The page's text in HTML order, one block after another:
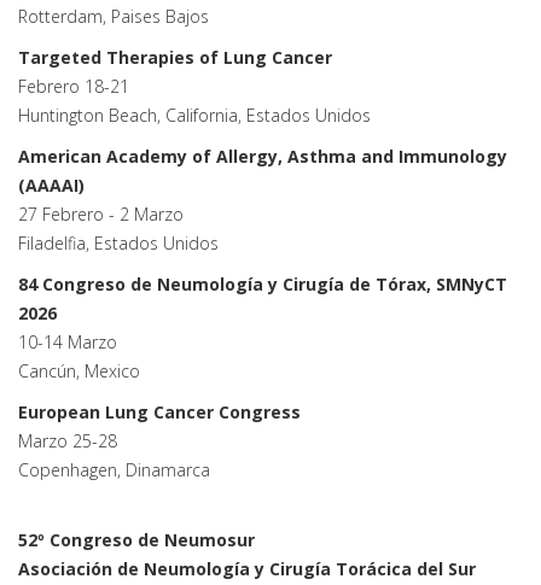
Rotterdam, Paises Bajos
Targeted Therapies of Lung Cancer
Febrero 18-21
Huntington Beach, California, Estados Unidos
American Academy of Allergy, Asthma and Immunology
(AAAAI)
27 Febrero - 2 Marzo
Filadelfia, Estados Unidos
84 Congreso de Neumología y Cirugía de Tórax, SMNyCT
2026
10-14 Marzo
Cancún, Mexico
European Lung Cancer Congress
Marzo 25-28
Copenhagen, Dinamarca
52º Congreso de Neumosur
Asociación de Neumología y Cirugía Torácica del Sur